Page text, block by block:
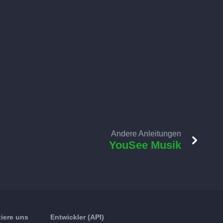
Andere Anleitungen
YouSee Musik
uns Entwickler (API)